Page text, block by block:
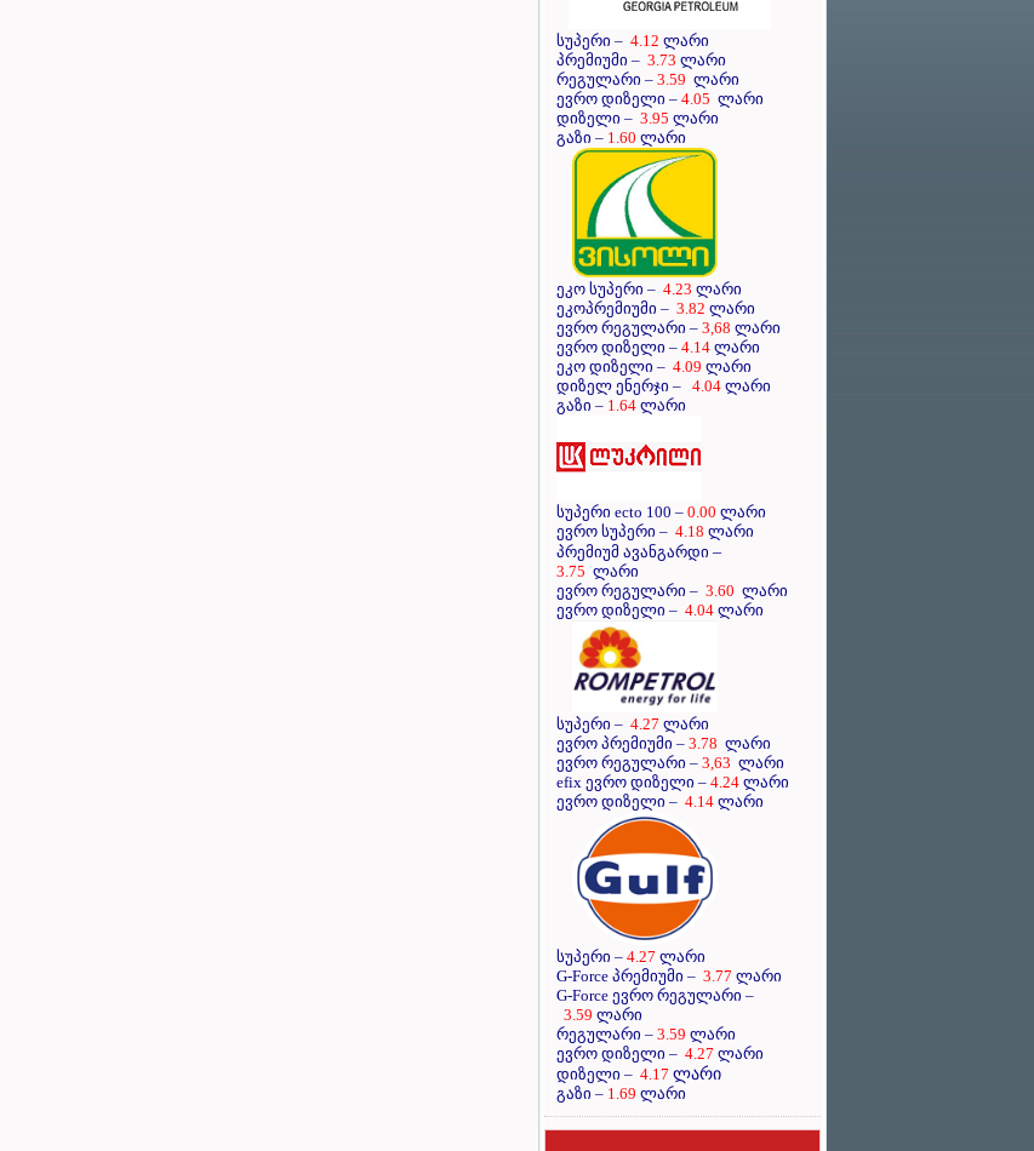
სუპერი – 4.12 ლარი
პრემიუმი – 3.73 ლარი
რეგულარი – 3.59 ლარი
ევრო დიზელი – 4.05 ლარი
დიზელი – 3.95 ლარი
გაზი – 1.60 ლარი
ეკო სუპერი – 4.23 ლარი
ეკოპრემიუმი – 3.82 ლარი
ევრო რეგულარი – 3,68 ლარი
ევრო დიზელი – 4.14 ლარი
ეკო დიზელი – 4.09 ლარი
დიზელ ენერჯი – 4.04 ლარი
გაზი – 1.64 ლარი
სუპერი ecto 100 – 0.00 ლარი
ევრო სუპერი – 4.18 ლარი
პრემიუმ ავანგარდი –
3.75 ლარი
ევრო რეგულარი – 3.60 ლარი
ევრო დიზელი – 4.04 ლარი
სუპერი – 4.27 ლარი
ევრო პრემიუმი – 3.78 ლარი
ევრო რეგულარი – 3,63 ლარი
efix ევრო დიზელი – 4.24 ლარი
ევრო დიზელი – 4.14 ლარი
სუპერი – 4.27 ლარი
G-Force პრემიუმი – 3.77 ლარი
G-Force ევრო რეგულარი –
3.59 ლარი
რეგულარი – 3.59 ლარი
ევრო დიზელი – 4.27 ლარი
დიზელი – 4.17 ლარი
გაზი – 1.69 ლარი